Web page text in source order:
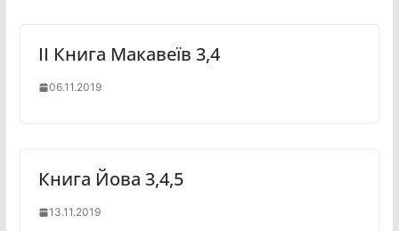
ІІ Книга Макавеїв 3,4
06.11.2019
Книга Йова 3,4,5
13.11.2019